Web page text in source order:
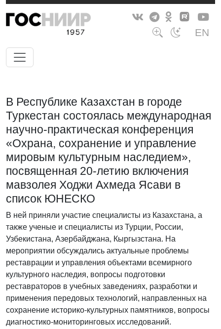
EN
В Республике Казахстан в городе
Туркестан состоялась международная
научно-практическая конференция
«Охрана, сохранение и управление
мировым культурным наследием»,
посвященная 20-летию включения
мавзолея Ходжи Ахмеда Ясави в
список ЮНЕСКО
В ней приняли участие специалисты из Казахстана, а
также ученые и специалисты из Турции, России,
Узбекистана, Азербайджана, Кыргызстана. На
мероприятии обсуждались актуальные проблемы
реставрации и управления объектами всемирного
культурного наследия, вопросы подготовки
реставраторов в учебных заведениях, разработки и
применения передовых технологий, направленных на
сохранение историко-культурных памятников, вопросы
диагностико-мониторинговых исследований.